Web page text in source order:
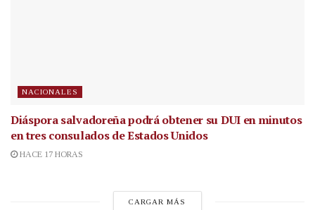
NACIONALES
Diáspora salvadoreña podrá obtener su DUI en minutos
en tres consulados de Estados Unidos
HACE 17 HORAS
CARGAR MÁS